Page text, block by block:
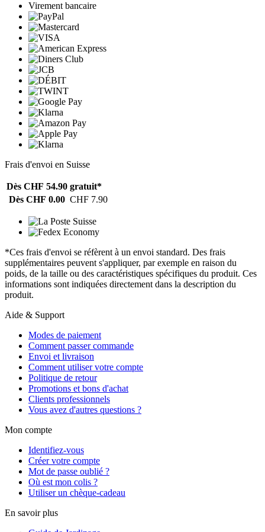
Virement bancaire
Frais d'envoi en Suisse
Dès CHF 54.90 gratuit*
Dès CHF 0.00 CHF 7.90
*Ces frais d'envoi se réfèrent à un envoi standard. Des frais
supplémentaires peuvent s'appliquer, par exemple en raison du
poids, de la taille ou des caractéristiques spécifiques du produit. Ces
informations sont indiquées directement dans la description du
produit.
Aide & Support
Modes de paiement
Comment passer commande
Envoi et livraison
Comment utiliser votre compte
Politique de retour
Promotions et bons d'achat
Clients professionnels
Vous avez d'autres questions ?
Mon compte
Identifiez-vous
Créer votre compte
Mot de passe oublié ?
Où est mon colis ?
Utiliser un chèque-cadeau
En savoir plus